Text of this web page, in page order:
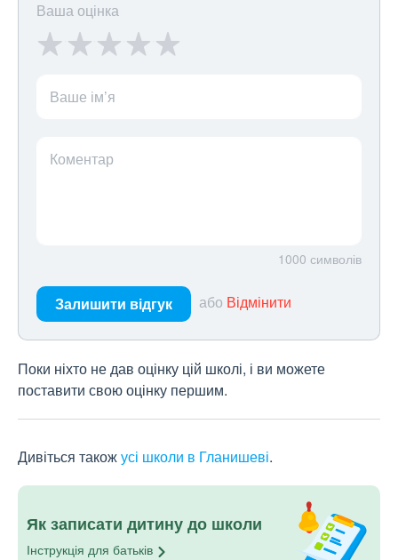
Ваша оцінка
Ваше ім’я
Коментар
1000 символів
Залишити відгук або Відмінити
Поки ніхто не дав оцінку цій школі, і ви можете
поставити свою оцінку першим.
Дивіться такожусі школи в Гланишеві.
Як записати дитину до школи
Інструкція для батьків